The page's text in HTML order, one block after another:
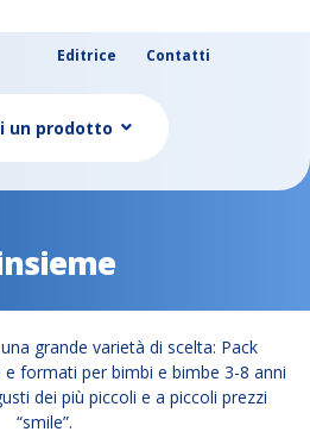
Editrice Contatti
un prodotto
grande varietà di scelta: Pack
formati per bimbi e bimbe 3-8 anni
dei più piccoli e a piccoli prezzi
“smile”.